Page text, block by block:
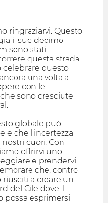
ringraziarvi. Questo
il suo decimo
sono stati
questa strada.
celebrare questo
una volta a
con le
sono cresciute
globale può
e che l'incertezza
cuori. Con
offrirvi uno
e prendervi
che, contro
riusciti a creare un
del Cile dove il
possa esprimersi